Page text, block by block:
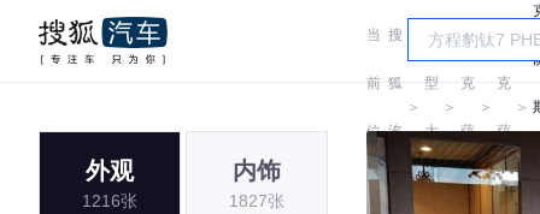
当
前
位
置:
搜
狐
汽
＞
车
型
大
全
＞
雷
克
萨
斯
＞
雷
克
萨
斯
＞
外观
1216张
内饰
1827张